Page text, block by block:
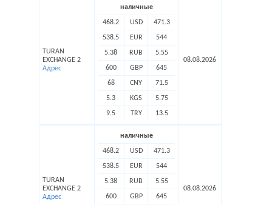
TURAN
EXCHANGE 2
Адрес
наличные
468.2 USD 471.3
538.5 EUR 544
5.38 RUB 5.55
600 GBP 645
68 CNY 71.5
5.3 KGS 5.75
9.5 TRY 13.5
08.08.2026
TURAN
EXCHANGE 2
Адрес
наличные
468.2 USD 471.3
538.5 EUR 544
5.38 RUB 5.55
600 GBP 645
08.08.2026